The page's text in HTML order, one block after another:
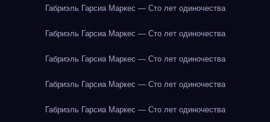
Габриэль Гарсиа Маркес — Сто лет одиночества
Габриэль Гарсиа Маркес — Сто лет одиночества
Габриэль Гарсиа Маркес — Сто лет одиночества
Габриэль Гарсиа Маркес — Сто лет одиночества
Габриэль Гарсиа Маркес — Сто лет одиночества